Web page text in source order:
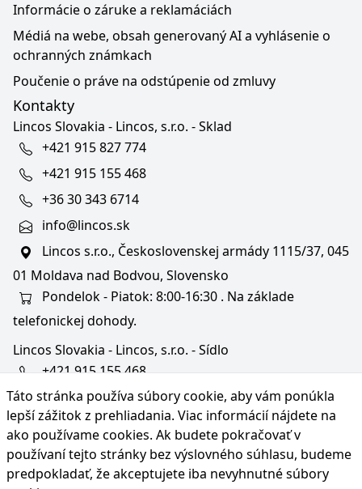
Táto stránka používa súbory cookie, aby vám ponúkla
lepší zážitok z prehliadania. Viac informácií nájdete na
ako používame cookies. Ak budete pokračovať v
používaní tejto stránky bez výslovného súhlasu, budeme
predpokladať, že akceptujete iba nevyhnutné súbory
Informácie o záruke a reklamáciách
Médiá na webe, obsah generovaný AI a vyhlásenie o
ochranných známkach
Poučenie o práve na odstúpenie od zmluvy
Kontakty
Lincos Slovakia - Lincos, s.r.o. - Sklad
+421 915 827 774
+421 915 155 468
+36 30 343 6714
info@lincos.sk
Lincos s.r.o., Československej armády 1115/37, 045
01 Moldava nad Bodvou, Slovensko
Pondelok - Piatok: 8:00-16:30 . Na základe
telefonickej dohody.
Lincos Slovakia - Lincos, s.r.o. - Sídlo
+421 915 155 468
+36/30 343 6714
bratislava@lincos.sk
Lincos s.r.o., Rustaveliho 4, 831 06 Bratislava - m. č.
Rača, Slovensko